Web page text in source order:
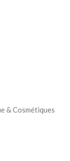
& Cosmétiques